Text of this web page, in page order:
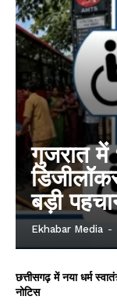
गुजरात में
बड़ी
Ekhabar Media -
छत्तीसगढ़ में नया धर्म
नोटिस